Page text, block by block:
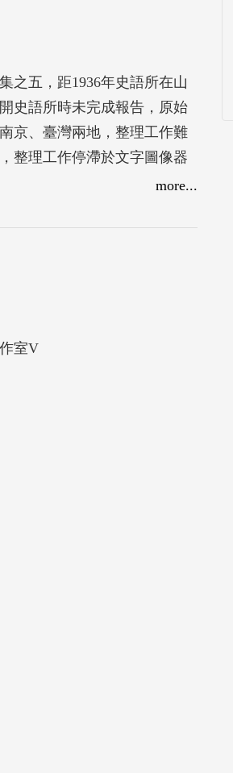
之五，距1936年史語所在山
史語所時未完成報告，原始
京、臺灣兩地，整理工作難
整理工作停滯於文字圖像器
湖平副院長商妥，1998年史
在兩城鎮進行考古調查和發
及骨器，(6) 龍山文化遺存
more...
室V